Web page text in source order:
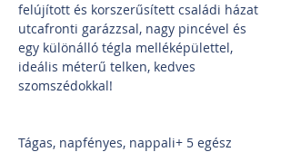
felújított és korszerűsített családi házat
utcafronti garázzsal, nagy pincével és
egy különálló tégla melléképülettel,
ideális méterű telken, kedves
szomszédokkal!
Tágas, napfényes, nappali+ 5 egész